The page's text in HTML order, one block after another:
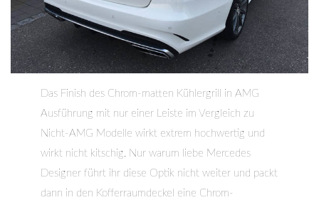
Das Finish des Chrom-matten Kühlergrill in AMG
Ausführung mit nur einer Leiste im Vergleich zu
Nicht-AMG Modelle wirkt extrem hochwertig und
wirkt nicht kitschig. Nur warum liebe Mercedes
Designer führt ihr diese Optik nicht weiter und packt
dann in den Kofferraumdeckel eine Chrom-